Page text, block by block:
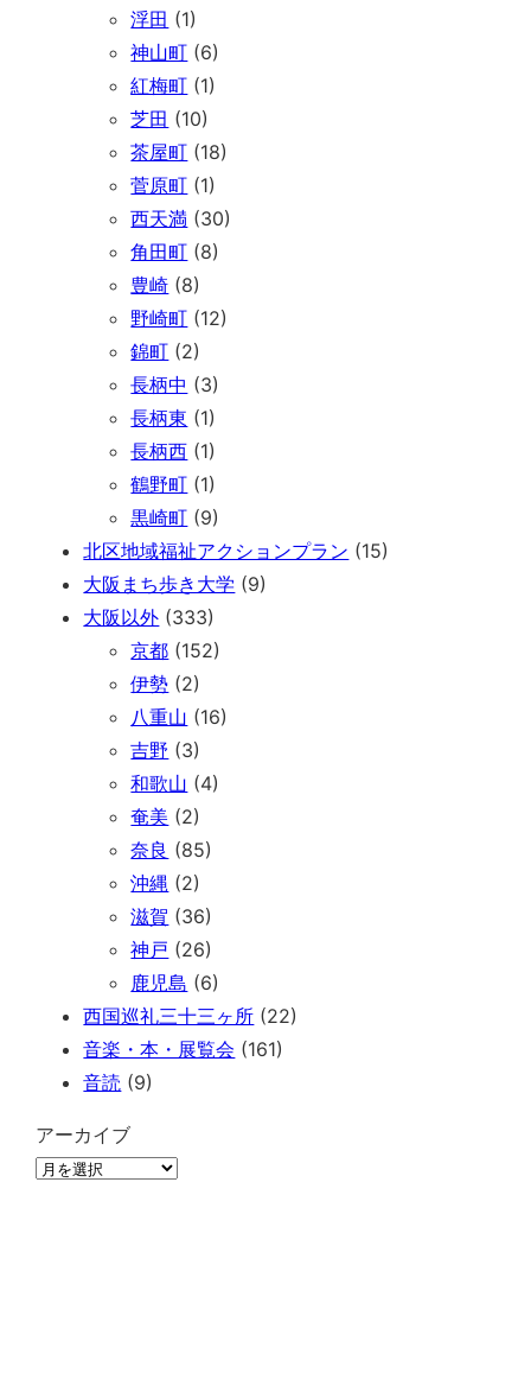
浮田 (1)
神山町 (6)
紅梅町 (1)
芝田 (10)
茶屋町 (18)
菅原町 (1)
西天満 (30)
角田町 (8)
豊崎 (8)
野崎町 (12)
錦町 (2)
長柄中 (3)
長柄東 (1)
長柄西 (1)
鶴野町 (1)
黒崎町 (9)
北区地域福祉アクションプラン (15)
大阪まち歩き大学 (9)
大阪以外 (333)
京都 (152)
伊勢 (2)
八重山 (16)
吉野 (3)
和歌山 (4)
奄美 (2)
奈良 (85)
沖縄 (2)
滋賀 (36)
神戸 (26)
鹿児島 (6)
西国巡礼三十三ヶ所 (22)
音楽・本・展覧会 (161)
音読 (9)
アーカイブ